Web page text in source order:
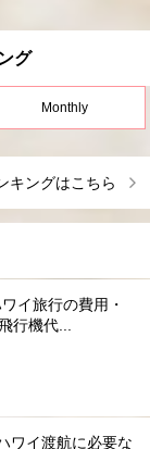
グ
Monthly
キングはこちら
イ旅行の費用・
行機代...
ワイ渡航に必要な